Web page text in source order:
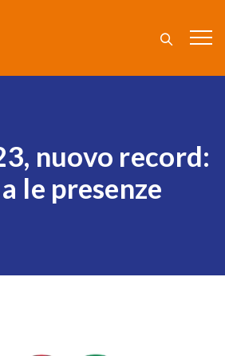
nuovo record:
le presenze